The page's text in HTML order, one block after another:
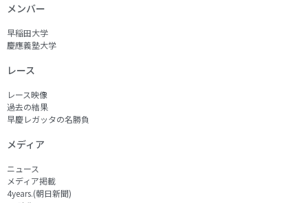
メンバー
早稲田大学
慶應義塾大学
レース
レース映像
過去の結果
早慶レガッタの名勝負
メディア
ニュース
メディア掲載
4years.(朝日新聞)